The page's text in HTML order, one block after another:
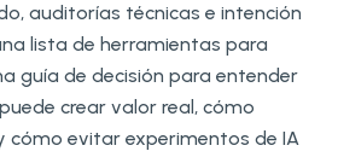
auditorías técnicas e intención
lista de herramientas para
guía de decisión para entender
crear valor real, cómo
cómo evitar experimentos de IA